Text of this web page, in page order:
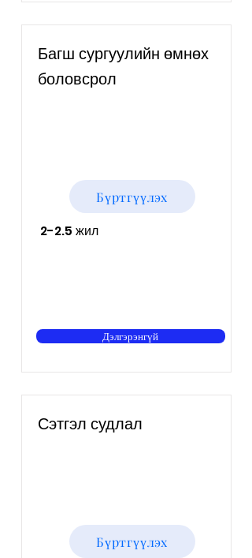
Багш сургуулийн өмнөх
боловсрол
Бүртгүүлэх
2-2.5 жил
Дэлгэрэнгүй
Сэтгэл судлал
Бүртгүүлэх